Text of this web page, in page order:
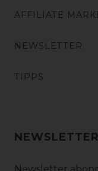
AFFILIATE
NEWSLETTER
TIPPS